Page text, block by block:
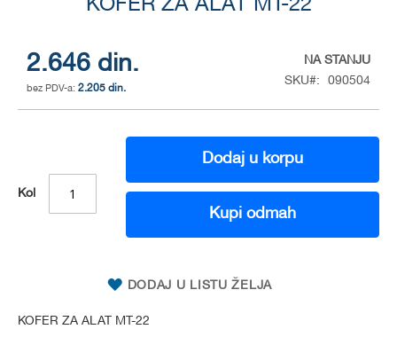
KOFER ZA ALAT MT-22
2.646 din.
2.205 din.
NA STANJU
SKU
090504
Kol
Dodaj u korpu
Kupi odmah
DODAJ U LISTU ŽELJA
KOFER ZA ALAT MT-22
of
the
images
gallery